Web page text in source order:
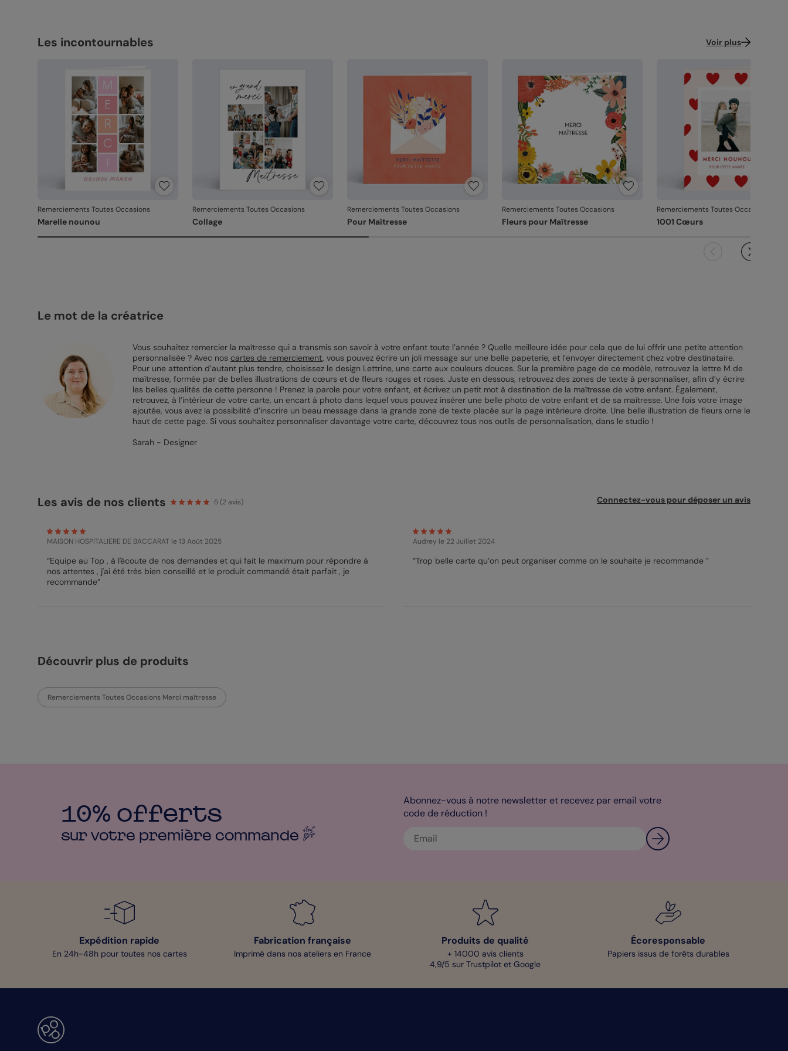
Les incontournables Voir plus
Remerciements Toutes Occasions
Marelle nounou
Remerciements Toutes Occasions
Collage
Remerciements Toutes Occasions
Pour Maîtresse
Remerciements Toutes Occasions
Fleurs pour Maîtresse
Remerciements Toutes Occasions
1001 Cœurs
Le mot de la créatrice
Vous souhaitez remercier la maîtresse qui a transmis son savoir à votre enfant toute l’année ? Quelle meilleure idée pour cela que de lui offrir une petite attention
personnalisée ? Avec nos cartes de remerciement, vous pouvez écrire un joli message sur une belle papeterie, et l’envoyer directement chez votre destinataire.
Pour une attention d’autant plus tendre, choisissez le design Lettrine, une carte aux couleurs douces. Sur la première page de ce modèle, retrouvez la lettre M de
maîtresse, formée par de belles illustrations de cœurs et de fleurs rouges et roses. Juste en dessous, retrouvez des zones de texte à personnaliser, afin d’y écrire
les belles qualités de cette personne ! Prenez la parole pour votre enfant, et écrivez un petit mot à destination de la maîtresse de votre enfant. Également,
retrouvez, à l’intérieur de votre carte, un encart à photo dans lequel vous pouvez insérer une belle photo de votre enfant et de sa maîtresse. Une fois votre image
ajoutée, vous avez la possibilité d’inscrire un beau message dans la grande zone de texte placée sur la page intérieure droite. Une belle illustration de fleurs orne le
haut de cette page. Si vous souhaitez personnaliser davantage votre carte, découvrez tous nos outils de personnalisation, dans le studio !
Sarah - Designer
Les avis de nos clients 5(2 avis) Connectez-vous pour déposer un avis
MAISON HOSPITALIERE DE BACCARAT le 13 Août 2025
“Equipe au Top , à l'écoute de nos demandes et qui fait le maximum pour répondre à
nos attentes , j'ai été très bien conseillé et le produit commandé était parfait , je
recommande”
Audrey le 22 Juillet 2024
“Trop belle carte qu’on peut organiser comme on le souhaite je recommande ”
Découvrir plus de produits
Remerciements Toutes Occasions Merci maîtresse
10% offerts
sur votre première commande
Abonnez-vous à notre newsletter et recevez par email votre
code de réduction !
Expédition rapide
En 24h-48h pour toutes nos cartes
Fabrication française
Imprimé dans nos ateliers en France
Produits de qualité
+ 14000 avis clients
4,9/5 sur Trustpilot et Google
Écoresponsable
Papiers issus de forêts durables